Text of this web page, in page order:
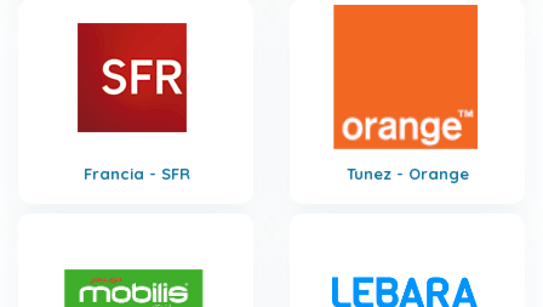
Francia - SFR Tunez - Orange